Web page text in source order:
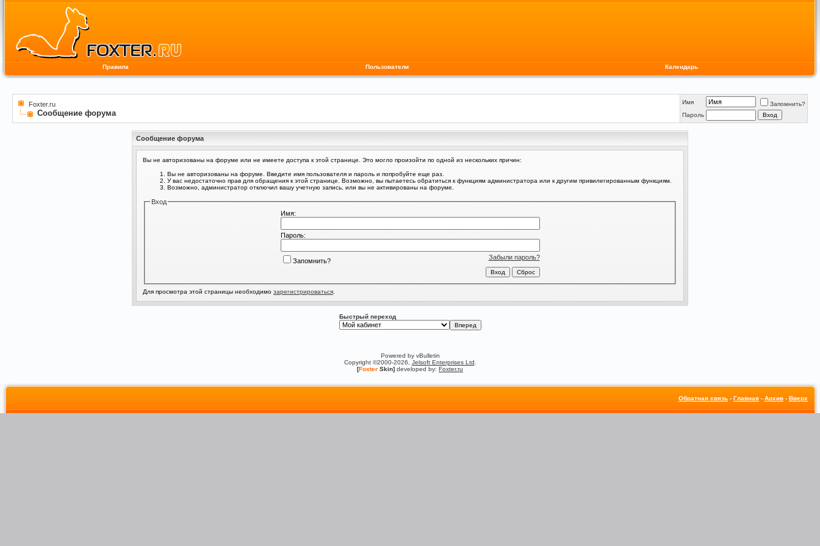
Правила Пользователи Календарь
Foxter.ru
Сообщение форума
Имя
Запомнить?
Пароль
Сообщение форума
Вы не авторизованы на форуме или не имеете доступа к этой странице. Это могло произойти по одной из нескольких причин:
Вы не авторизованы на форуме. Введите имя пользователя и пароль и попробуйте еще раз.
У вас недостаточно прав для обращения к этой странице. Возможно, вы пытаетесь обратиться к функциям администратора или к другим привилегированным функциям.
Возможно, администратор отключил вашу учетную запись, или вы не активированы на форуме.
Вход
Имя:
Пароль:
Забыли пароль?
Запомнить?
Для просмотра этой страницы необходимо зарегистрироваться
Быстрый переход
Powered by vBulletin
Copyright ©2000-2026, Jelsoft Enterprises Ltd
[Foxter Skin] developed by: Foxter.ru
Обратная связь - Главная - Архив - Вверх